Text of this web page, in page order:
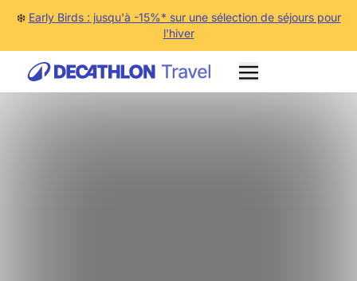
❄️ Early Birds : jusqu'à -15%* sur une sélection de séjours pour
l'hiver